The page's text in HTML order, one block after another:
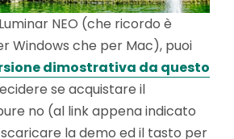
NEO (che ricordo è
Windows che per Mac), puoi
dimostrativa da questo
se acquistare il
no (al link appena indicato
la demo ed il tasto per